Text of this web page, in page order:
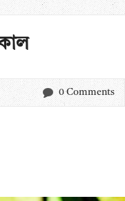
0 Comments